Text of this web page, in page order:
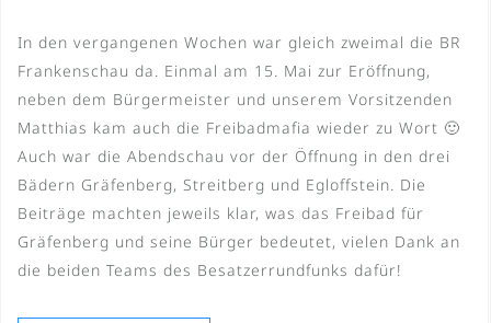
In den vergangenen Wochen war gleich zweimal die BR
Frankenschau da. Einmal am 15. Mai zur Eröffnung,
neben dem Bürgermeister und unserem Vorsitzenden
Matthias kam auch die Freibadmafia wieder zu Wort 🙂
Auch war die Abendschau vor der Öffnung in den drei
Bädern Gräfenberg, Streitberg und Egloffstein. Die
Beiträge machten jeweils klar, was das Freibad für
Gräfenberg und seine Bürger bedeutet, vielen Dank an
die beiden Teams des Besatzerrundfunks dafür!